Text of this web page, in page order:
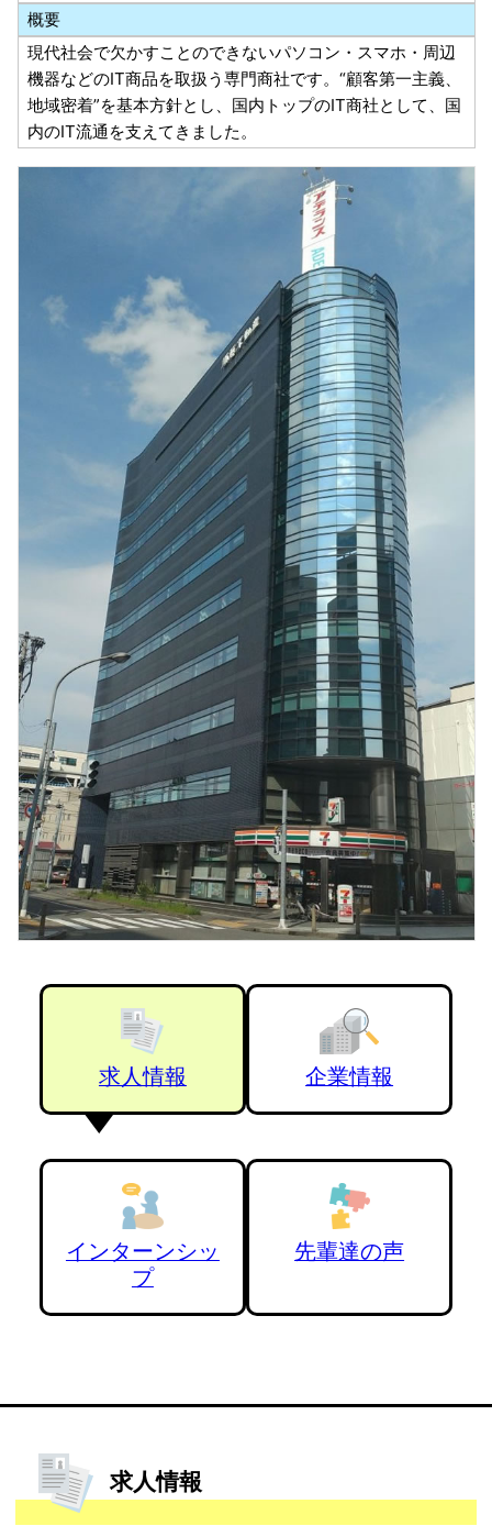
概要
現代社会で欠かすことのできないパソコン・スマホ・周辺
機器などのIT商品を取扱う専門商社です。“顧客第一主義、
地域密着”を基本方針とし、国内トップのIT商社として、国
内のIT流通を支えてきました。
求人情報 企業情報
インターンシッ
プ
先輩達の声
求人情報